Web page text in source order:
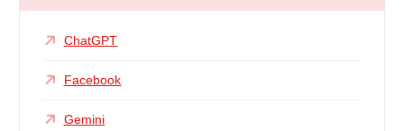
ChatGPT
Facebook
Gemini